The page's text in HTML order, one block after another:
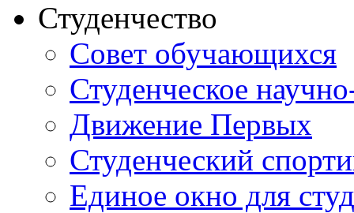
Студенчество
Совет обучающихся
Студенческое
Движение Первых
Студенческий
Единое окно для